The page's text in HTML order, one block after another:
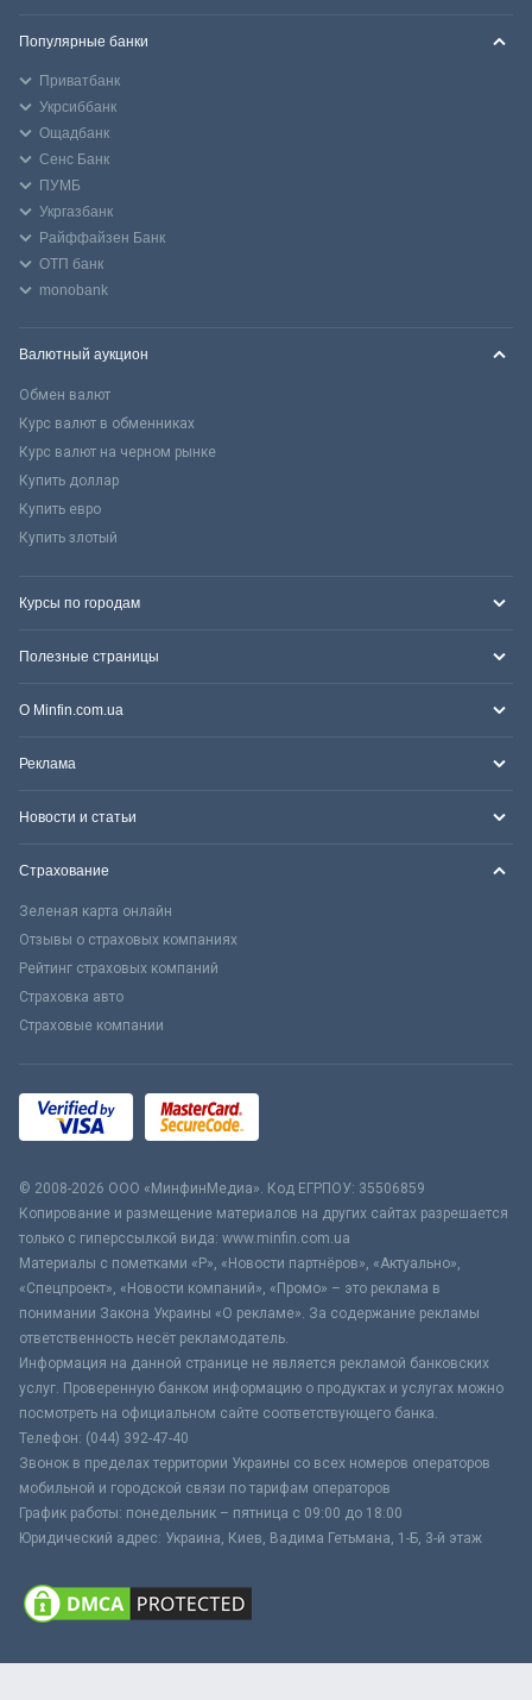
Популярные банки
Приватбанк
Укрсиббанк
Ощадбанк
Сенс Банк
ПУМБ
Укргазбанк
Райффайзен Банк
ОТП банк
monobank
Валютный аукцион
Обмен валют
Курс валют в обменниках
Курс валют на черном рынке
Купить доллар
Купить евро
Купить злотый
Курсы по городам
Полезные страницы
О Minfin.com.ua
Реклама
Новости и статьи
Страхование
Зеленая карта онлайн
Отзывы о страховых компаниях
Рейтинг страховых компаний
Страховка авто
Страховые компании
© 2008-2026 ООО «МинфинМедиа». Код ЕГРПОУ: 35506859
Копирование и размещение материалов на других сайтах разрешается
только с гиперссылкой вида: www.minfin.com.ua
Материалы с пометками «Р», «Новости партнёров», «Актуально»,
«Спецпроект», «Новости компаний», «Промо» – это реклама в
понимании Закона Украины «О рекламе». За содержание рекламы
ответственность несёт рекламодатель.
Информация на данной странице не является рекламой банковских
услуг. Проверенную банком информацию о продуктах и услугах можно
посмотреть на официальном сайте соответствующего банка.
Телефон: (044) 392-47-40
Звонок в пределах территории Украины со всех номеров операторов
мобильной и городской связи по тарифам операторов
График работы: понедельник – пятница с 09:00 до 18:00
Юридический адрес: Украина, Киев, Вадима Гетьмана, 1-Б, 3-й этаж